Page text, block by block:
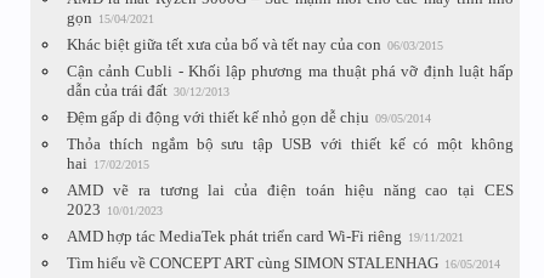
gọn
15/04/2021
Khác biệt giữa tết xưa của bố và tết nay của con 06/03/2015
Cận cảnh Cubli - Khối lập phương ma thuật phá vỡ định luật hấp
dẫn của trái đất 30/12/2013
Đệm gấp di động với thiết kế nhỏ gọn dễ chịu 09/05/2014
Thỏa thích ngắm bộ sưu tập USB với thiết kế có một không
hai
17/02/2015
AMD vẽ ra tương lai của điện toán hiệu năng cao tại CES
2023
10/01/2023
AMD hợp tác MediaTek phát triển card Wi-Fi riêng 19/11/2021
Tìm hiểu về CONCEPT ART cùng SIMON STALENHAG 16/05/2014